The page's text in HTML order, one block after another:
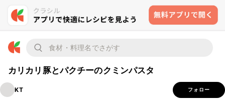
カリカリ豚とパクチーのクミンパスタ
KT フォロー